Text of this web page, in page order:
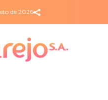
de 2026